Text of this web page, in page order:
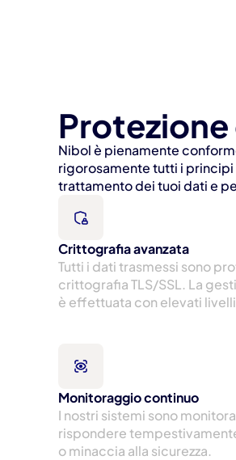
Nibol è pienamente
rigorosamente tutti i
trattamento dei tuoi dati e
Crittografia avanzata
Tutti i dati trasmessi sono
crittografia TLS/SSL. La
è effettuata con elevati livelli
Monitoraggio continuo
I nostri sistemi sono
rispondere
o minaccia alla sicurezza.